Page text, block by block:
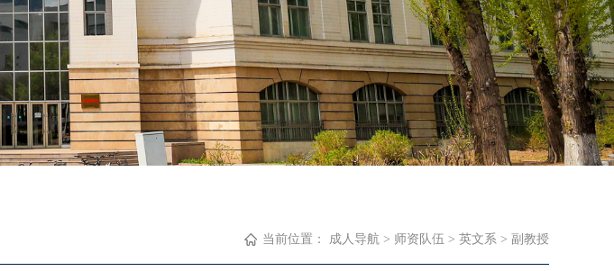
当前位置： 成人导航 > 师资队伍 > 英文系 > 副教授